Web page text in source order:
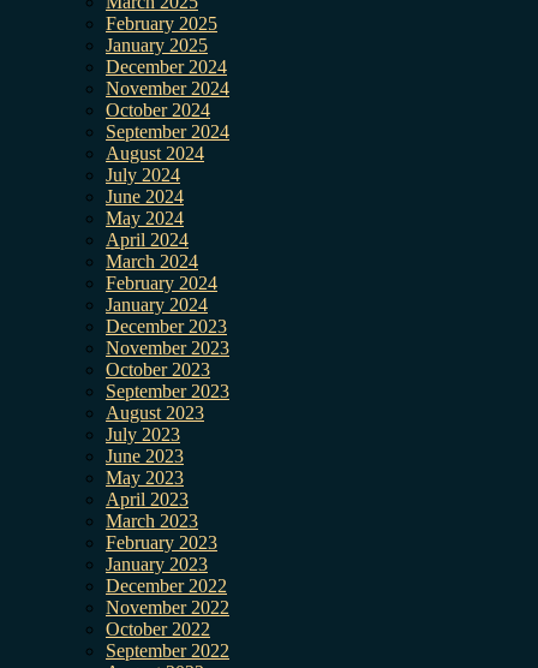
February 2025
January 2025
December 2024
November 2024
October 2024
September 2024
August 2024
July 2024
June 2024
May 2024
April 2024
March 2024
February 2024
January 2024
December 2023
November 2023
October 2023
September 2023
August 2023
July 2023
June 2023
May 2023
April 2023
March 2023
February 2023
January 2023
December 2022
November 2022
October 2022
September 2022